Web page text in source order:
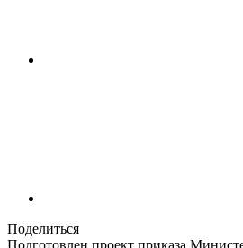
Поделиться
Подготовлен проект приказа